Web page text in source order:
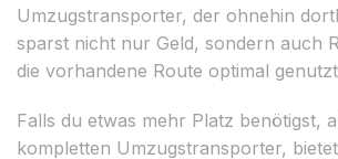
Umzugstransporter, der ohnehin
sparst nicht nur Geld, sondern auch
die vorhandene Route optimal
Falls du etwas mehr Platz benötigst,
kompletten Umzugstransporter,